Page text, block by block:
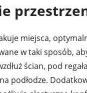
miejsca,
w taki sposób,
ścian, pod
podłodze.